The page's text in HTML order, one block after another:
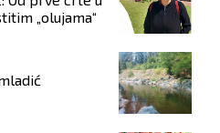
„olujama“